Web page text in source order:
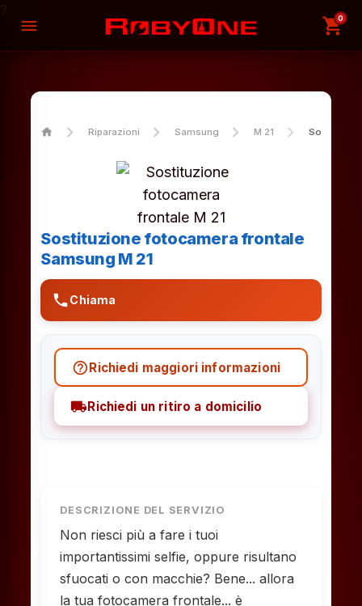
menu shopping_cart
0
home Riparazioni Samsung M 21
Sostituzione fotocamera frontale
Samsung M 21
phoneChiama
help_outlineRichiedi maggiori informazioni
local_shippingRichiedi un ritiro a domicilio
DESCRIZIONE DEL SERVIZIO
Non riesci più a fare i tuoi
importantissimi selfie, oppure risultano
sfuocati o con macchie? Bene... allora
la tua fotocamera frontale... è